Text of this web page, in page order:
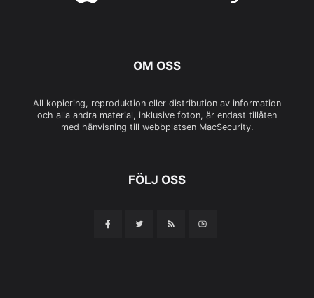
OM OSS
All kopiering, reproduktion eller distribution av information
och alla andra material, inklusive foton, är endast tillåten
med hänvisning till webbplatsen MacSecurity.
FÖLJ OSS